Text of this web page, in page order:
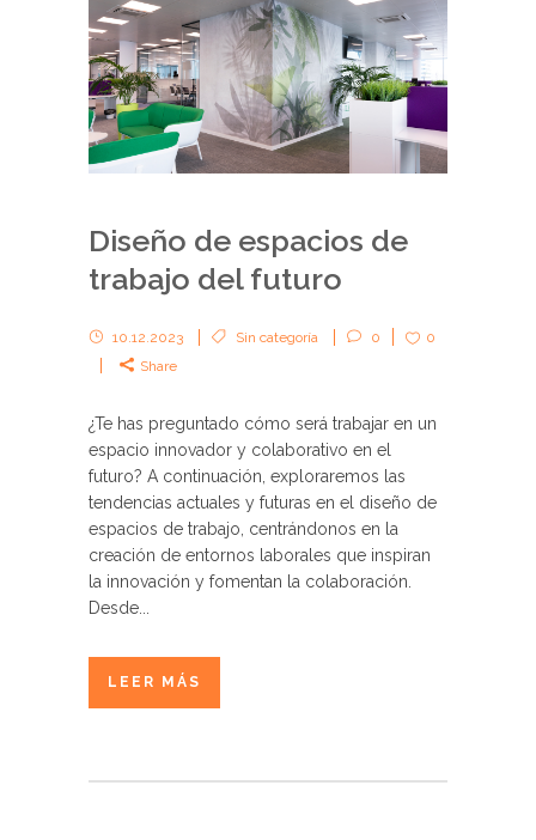
Diseño de espacios de
trabajo del futuro
10.12.2023 Sin categoría 0
0
Share
¿Te has preguntado cómo será trabajar en un
espacio innovador y colaborativo en el
futuro? A continuación, exploraremos las
tendencias actuales y futuras en el diseño de
espacios de trabajo, centrándonos en la
creación de entornos laborales que inspiran
la innovación y fomentan la colaboración.
Desde...
LEER MÁS